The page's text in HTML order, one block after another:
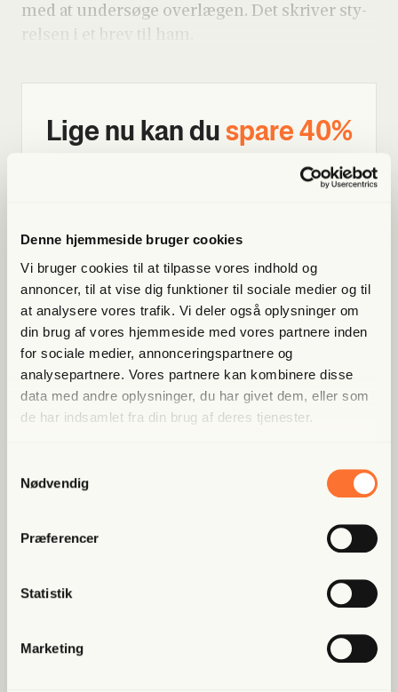
Denne hjemmeside bruger cookies
Vi bruger cookies til at tilpasse vores indhold og
annoncer, til at vise dig funktioner til sociale medier og til
at analysere vores trafik. Vi deler også oplysninger om
din brug af vores hjemmeside med vores partnere inden
for sociale medier, annonceringspartnere og
analysepartnere. Vores partnere kan kombinere disse
data med andre oplysninger, du har givet dem, eller som
de har indsamlet fra din brug af deres tjenester.
Nødvendig
Præferencer
Statistik
Marketing
med at under­sø­ge over­læ­gen. Det skri­ver sty­
Lige nu kan du spa­re 40%
Bliv med­lem og få adgang til hele Fri­heds­bre­vet. Fra
Allerede medlem?Log ind her.
Han mæn­ger sig med Putins